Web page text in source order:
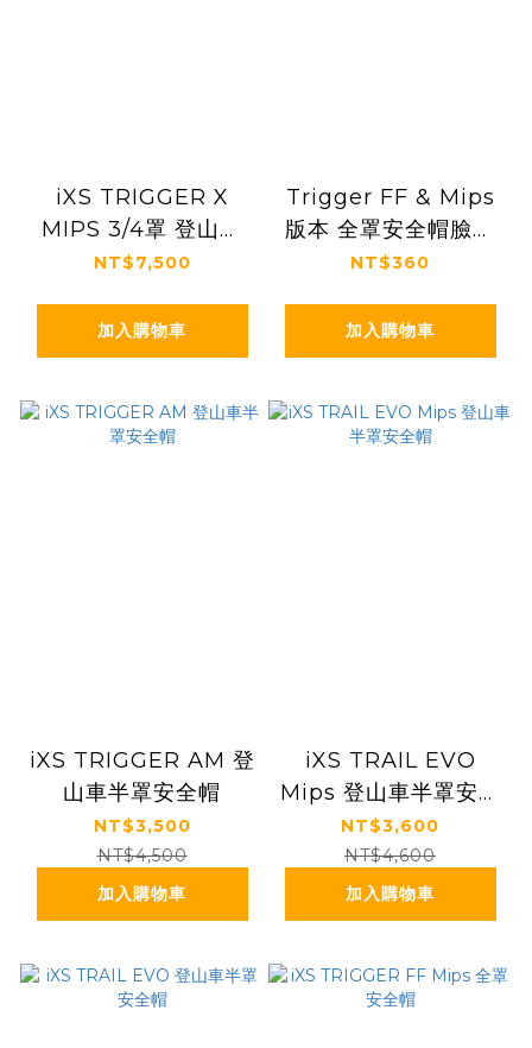
iXS TRIGGER X
MIPS 3/4罩 登山車
安全帽
NT$7,500
加入購物車
Trigger FF & Mips
版本 全罩安全帽臉頰
襯墊
NT$360
加入購物車
iXS TRIGGER AM 登
山車半罩安全帽
NT$3,500
NT$4,500
加入購物車
iXS TRAIL EVO
Mips 登山車半罩安全
帽
NT$3,600
NT$4,600
加入購物車